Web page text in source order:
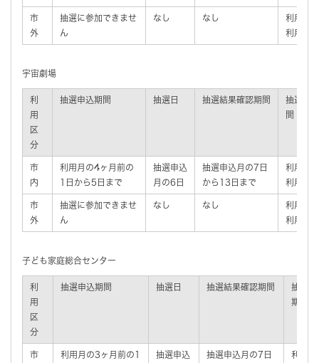
市
外
抽選に参加できませ
ん
なし なし
利用月
利用日
宇宙劇場
利
用
区
分
抽選申込期間 抽選日 抽選結果確認期間
抽選後
間
市
内
利用月の4ヶ月前の
1日から5日まで
抽選申込
月の6日
抽選申込月の7日
から13日まで
利用月
利用日
市
外
抽選に参加できませ
ん
なし なし
利用月
利用日
子ども家庭総合センター
利
用
区
分
抽選申込期間 抽選日 抽選結果確認期間
抽選後
期間
市 利用月の3ヶ月前の1 抽選申込 抽選申込月の7日 利用